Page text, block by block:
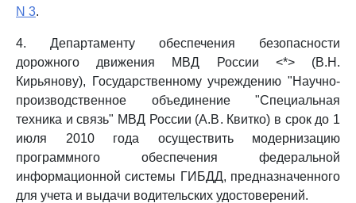
N 3.
4. Департаменту обеспечения безопасности
дорожного движения МВД России <*> (В.Н.
Кирьянову), Государственному учреждению "Научно-
производственное объединение "Специальная
техника и связь" МВД России (А.В. Квитко) в срок до 1
июля 2010 года осуществить модернизацию
программного обеспечения федеральной
информационной системы ГИБДД, предназначенного
для учета и выдачи водительских удостоверений.